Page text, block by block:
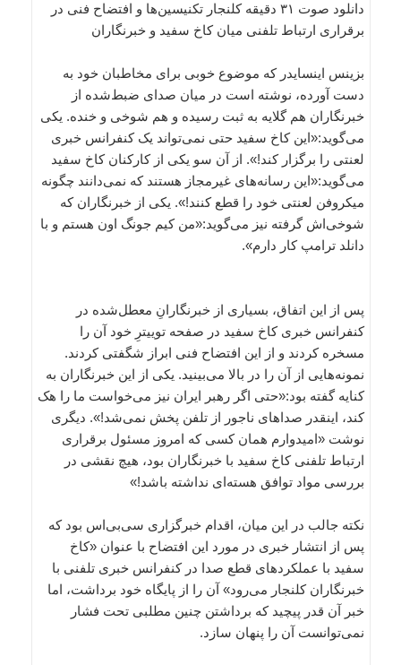
دانلود صوت ۳۱ دقیقه کلنجار تکنیسین‌ها و افتضاح فنی در
برقراری ارتباط تلفنی میان کاخ سفید و خبرنگاران
بزینس اینسایدر که موضوع خوبی برای مخاطبان خود به
دست آورده، نوشته است در میان صدای ضبط‌شده از
خبرنگاران هم گلایه به ثبت رسیده و هم شوخی و خنده. یکی
می‌گوید:«این کاخ سفید حتی نمی‌تواند یک کنفرانس خبری
لعنتی را برگزار کند!». از آن سو یکی از کارکنان کاخ سفید
می‌گوید:«این رسانه‌های غیرمجاز هستند که نمی‌دانند چگونه
میکروفن لعنتی خود را قطع کنند!». یکی از خبرنگاران که
شوخی‌اش گرفته نیز می‌گوید:«من کیم جونگ اون هستم و با
دانلد ترامپ کار دارم».
پس از این اتفاق، بسیاری از خبرنگارانِ معطل‌شده در
کنفرانس خبری کاخ سفید در صفحه توییترِ خود آن را
مسخره کردند و از این افتضاح فنی ابراز شگفتی کردند.
نمونه‌هایی از آن را در بالا می‌بینید. یکی از این خبرنگاران به
کنایه گفته بود:«حتی اگر رهبر ایران نیز می‌خواست ما را هک
کند، اینقدر صداهای ناجور از تلفن پخش نمی‌شد!». دیگری
نوشت «امیدوارم همان کسی که امروز مسئول برقراری
ارتباط تلفنی کاخ سفید با خبرنگاران بود، هیچ نقشی در
بررسی مواد توافق هسته‌ای نداشته باشد!»
نکته جالب در این میان، اقدام خبرگزاری سی‌بی‌اس بود که
پس از انتشار خبری در مورد این افتضاح با عنوان «کاخ
سفید با عملکردهای قطع صدا در کنفرانس خبری تلفنی با
خبرنگاران کلنجار می‌رود» آن را از پایگاه خود برداشت، اما
خبر آن قدر پیچید که برداشتن چنین مطلبی تحت فشار
نمی‌توانست آن را پنهان سازد.